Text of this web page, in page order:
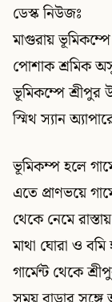
ডেস্ক নিউজঃ
মাগুরায়
পোশাক শ্রমিক
ভূমিকম্পে শ্রীপুর
স্মিথ স্যান
ভূমিকম্প হলে
এতে প্রাণভয়ে
থেকে নেমে
মাথা ঘোরা ও
গার্মেন্ট থেকে